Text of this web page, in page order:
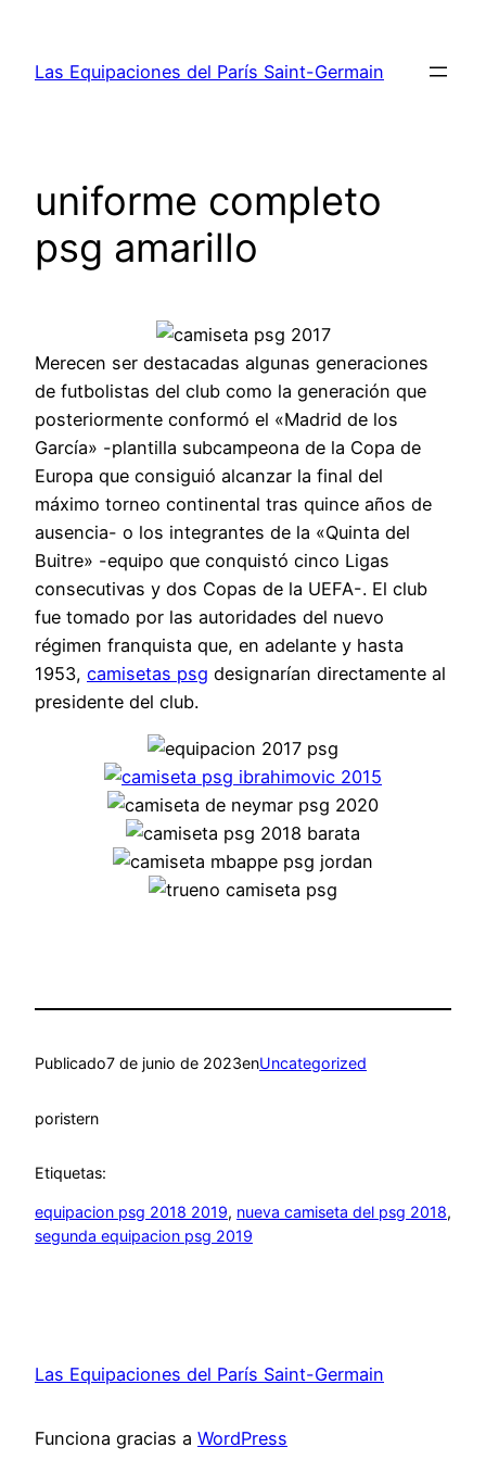
contenido
Las Equipaciones del París Saint-Germain
uniforme completo
psg amarillo
Merecen ser destacadas algunas generaciones
de futbolistas del club como la generación que
posteriormente conformó el «Madrid de los
García» -plantilla subcampeona de la Copa de
Europa que consiguió alcanzar la final del
máximo torneo continental tras quince años de
ausencia- o los integrantes de la «Quinta del
Buitre» -equipo que conquistó cinco Ligas
consecutivas y dos Copas de la UEFA-. El club
fue tomado por las autoridades del nuevo
régimen franquista que, en adelante y hasta
1953, camisetas psg designarían directamente al
presidente del club.
Publicado7 de junio de 2023enUncategorized
poristern
Etiquetas:
equipacion psg 2018 2019, nueva camiseta del psg 2018
segunda equipacion psg 2019
Las Equipaciones del París Saint-Germain
Funciona gracias a WordPress